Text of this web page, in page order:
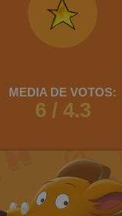
MEDIA DE VOTOS:
6 / 4.3